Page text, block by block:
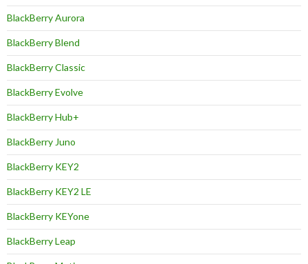
BlackBerry Aurora
BlackBerry Blend
BlackBerry Classic
BlackBerry Evolve
BlackBerry Hub+
BlackBerry Juno
BlackBerry KEY2
BlackBerry KEY2 LE
BlackBerry KEYone
BlackBerry Leap